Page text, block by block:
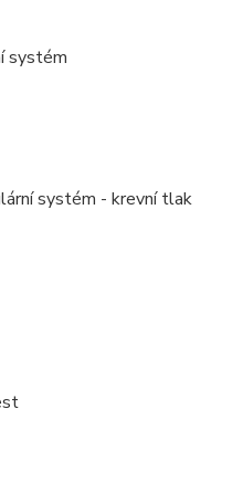
systém
systém - krevní tlak